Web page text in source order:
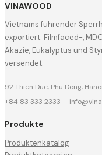
VINAWOOD
Vietnams führender
exportiert. Filmfaced-,
Akazie, Eukalyptus und
versendet.
92 Thien Duc, Phu Dong,
+84 83 333 2333 ·
Produkte
Produktenkatalog